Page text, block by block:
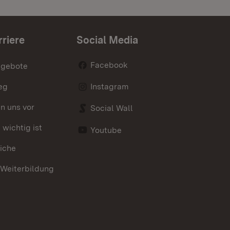
uns vor
wichtig ist
Social Media
Facebook
Instagram
Social Wall
Youtube